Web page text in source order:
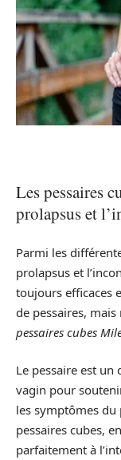
Les pessaires
prolapsus et
Parmi les
prolapsus et
toujours efficaces
de pessaires,
pessaires cubes
Le pessaire est
vagin pour
les symptômes du
pessaires cubes,
parfaitement à